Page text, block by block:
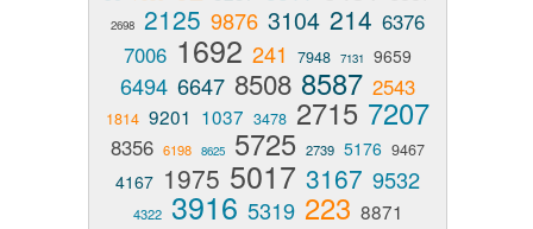
2698 2125 9876 3104 214 6376
7006 1692 241 7948 7131 9659
6494 6647 8508 8587 2543
1814 9201 1037 3478 2715 7207
8356 6198 8625 5725 2739 5176 9467
4167 1975 5017 3167 9532
4322 3916 5319 223 8871